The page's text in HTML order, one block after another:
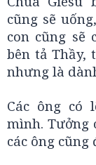
cũng sẽ
con cũng sẽ
bên tả Thầy,
nhưng là
Các ông có
mình. Tưởng
các ông cũng